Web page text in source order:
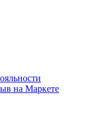
на Маркете